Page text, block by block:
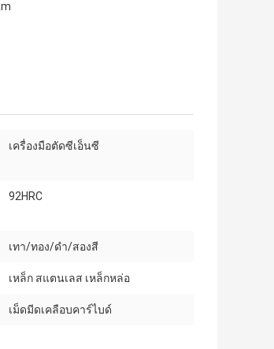
เครื่องมือตัดซีเอ็นซี
92HRC
เทา/ทอง/ดำ/สองสี
เหล็ก สแตนเลส เหล็กหล่อ
เม็ดมีดเคลือบคาร์ไบด์